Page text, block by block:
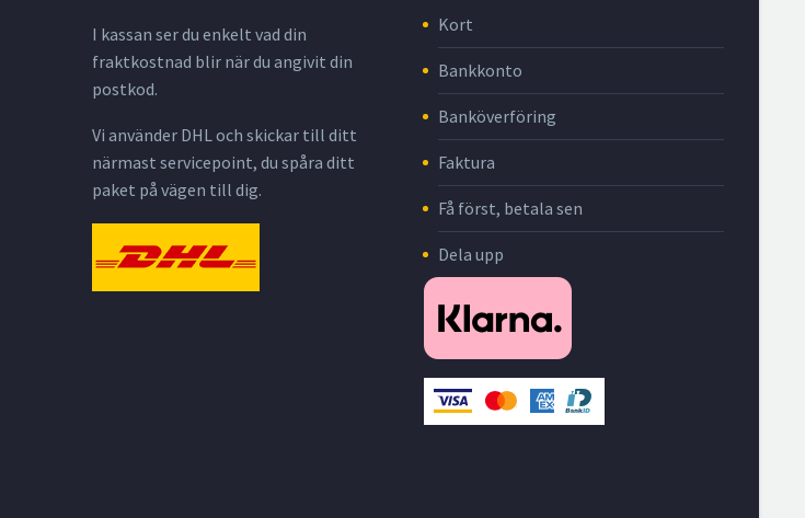
I kassan ser du enkelt vad din
fraktkostnad blir när du angivit din
postkod.
Vi använder DHL och skickar till ditt
närmast servicepoint, du spåra ditt
paket på vägen till dig.
Kort
Bankkonto
Banköverföring
Faktura
Få först, betala sen
Dela upp